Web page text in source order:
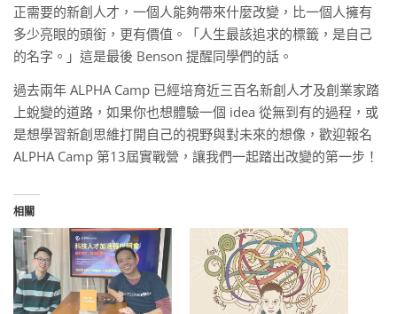
正需要的新創人才，一個人能夠帶來什麼改變，比一個人擁有
多少亮眼的頭銜，更有價值。「人生最該追求的標籤，是自己
的名字。」這是最後 Benson 提醒同學們的話。
過去兩年 ALPHA Camp 已經培育近三百名新創人才及創業家踏
上蛻變的道路，如果你也想體驗一個 idea 從無到有的過程，或
是想學習新創思維打開自己的視野與對未來的想像，歡迎報名
ALPHA Camp 第13屆實戰營，讓我們一起踏出改變的第一步！
相關